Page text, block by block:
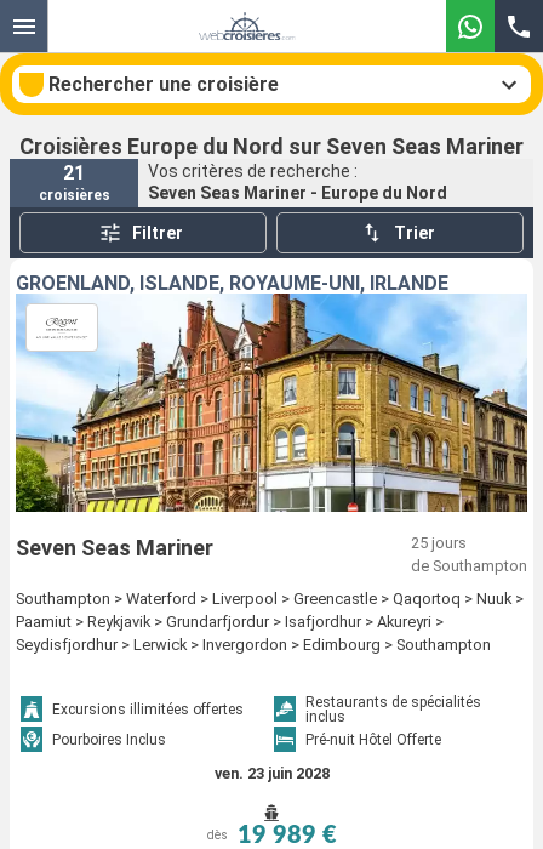
Rechercher une croisière
Nos destinations
Mois de départ
Ports Compagnies
Rechercher
Croisières Europe du Nord sur Seven Seas Mariner
21
croisières
Vos critères de recherche :
Seven Seas Mariner - Europe du Nord
Filtrer Trier
GRÖENLAND, ISLANDE, ROYAUME-UNI, IRLANDE
Seven Seas Mariner
25 jours
de Southampton
Southampton > Waterford > Liverpool > Greencastle > Qaqortoq > Nuuk >
Paamiut > Reykjavik > Grundarfjordur > Isafjordhur > Akureyri >
Seydisfjordhur > Lerwick > Invergordon > Edimbourg > Southampton
Excursions illimitées offertes
Restaurants de spécialités
inclus
Pourboires Inclus
Pré-nuit Hôtel Offerte
ven. 23 juin 2028
dès 19 989 €